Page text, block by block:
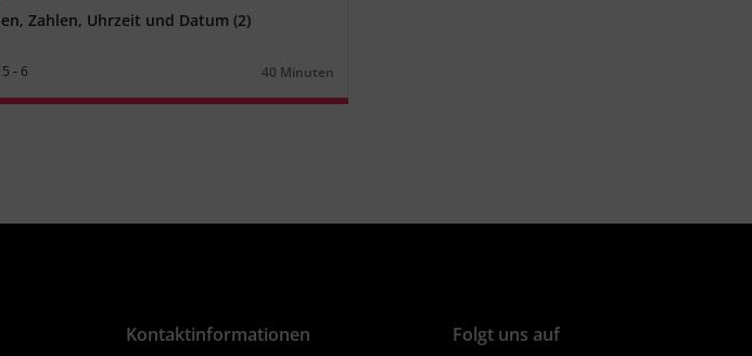
Zahlen, Uhrzeit und Datum (2)
5 ‐ 6
Dauer:
40 Minuten
Kontaktinformationen Folgt uns auf